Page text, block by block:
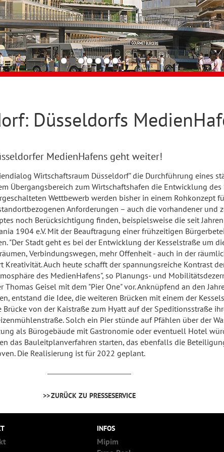
Düsseldorfs
MedienHafens geht weiter!
Wirtschaftsraum Düsseldorf" die Durchführung eines
Übergangsbereich zum Wirtschaftshafen die Entwicklung
Wettbewerb werden bisher in einem Rohkonzept
Anforderungen – auch die vorhandener und
noch Berücksichtigung finden, beispielsweise die seit
1904 e.V. Mit der Beauftragung einer frühzeitigen
"Der Stadt geht es bei der Entwicklung der Kesselstraße um
Verbindungswegen, mehr Offenheit - auch in der
Auch heute schafft der spannungsreiche Kontrast
des MedienHafens", so Planungs- und
Geisel mit dem "Pier One" vor. Anknüpfend an den
entstand die Idee, die weiteren Brücken mit einem der
von der Kaistraße zum Hyatt auf der Speditionsstraße
Solch ein Pier stünde auf Pfählen über der
als Bürogebäude mit Gastronomie oder eventuell Hotel
das Bauleitplanverfahren starten, das ebenfalls die
Die Realisierung ist für 2022 geplant.
ZURÜCK ZU PRESSESERVICE
INFOS
Mipim